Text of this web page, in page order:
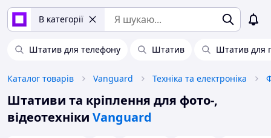
В категорії
Штатив для телефону Штатив Штатив для
Каталог товарів Vanguard Техніка та електроніка
Штативи та кріплення для фото-,
відеотехніки Vanguard